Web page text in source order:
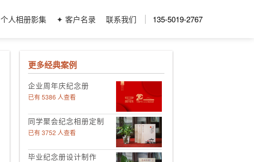
个人相册影集 ✦ 客户名录 联系我们 135-5019-2767
更多经典案例
企业周年庆纪念册
已有 5386 人查看
同学聚会纪念相册定制
已有 3752 人查看
毕业纪念册设计制作